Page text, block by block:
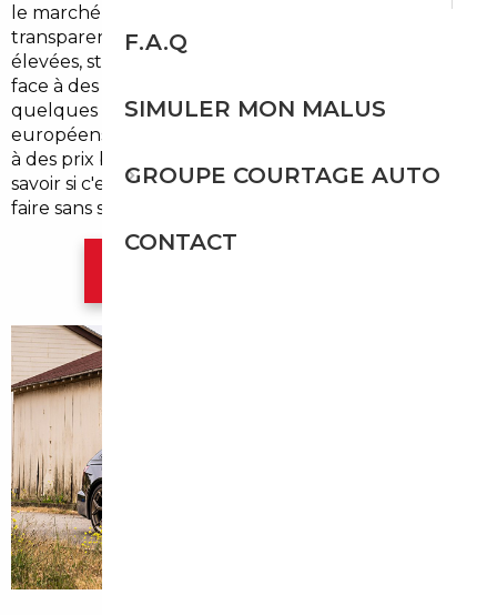
le marché automobile local manque souvent de
transparence. Concessionnaires surchargés, marges
élevées, stock limité : les acheteurs drancéens font
face à des conditions peu favorables. Et pourtant, à
quelques centaines de kilomètres, des marchés
européens proposent exactement le même véhicule
à des prix bien inférieurs. La question n'est pas de
savoir si c'est possible — c'est de savoir comment le
faire sans se tromper.
F.A.Q
SIMULER MON MALUS
GROUPE COURTAGE AUTO
CONTACT